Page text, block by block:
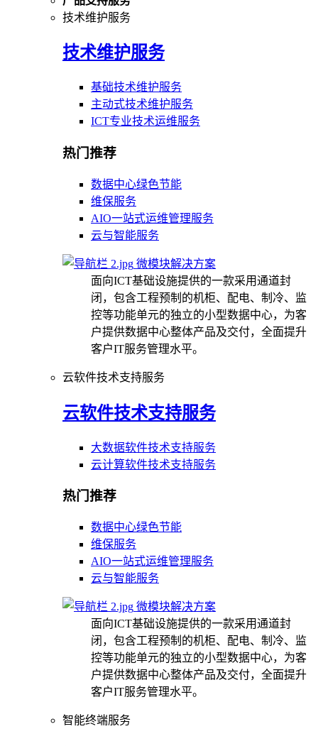
技术维护服务
技术维护服务
基础技术维护服务
主动式技术维护服务
ICT专业技术运维服务
热门推荐
数据中心绿色节能
维保服务
AIO一站式运维管理服务
云与智能服务
微模块解决方案
面向ICT基础设施提供的一款采用通道封
闭，包含工程预制的机柜、配电、制冷、监
控等功能单元的独立的小型数据中心，为客
户提供数据中心整体产品及交付，全面提升
客户IT服务管理水平。
云软件技术支持服务
云软件技术支持服务
大数据软件技术支持服务
云计算软件技术支持服务
热门推荐
数据中心绿色节能
维保服务
AIO一站式运维管理服务
云与智能服务
微模块解决方案
面向ICT基础设施提供的一款采用通道封
闭，包含工程预制的机柜、配电、制冷、监
控等功能单元的独立的小型数据中心，为客
户提供数据中心整体产品及交付，全面提升
客户IT服务管理水平。
智能终端服务